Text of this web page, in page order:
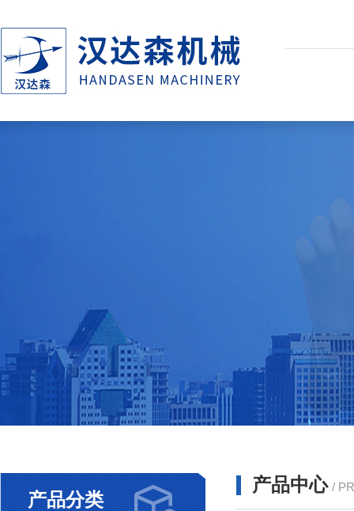
产品分类
产品中心 /